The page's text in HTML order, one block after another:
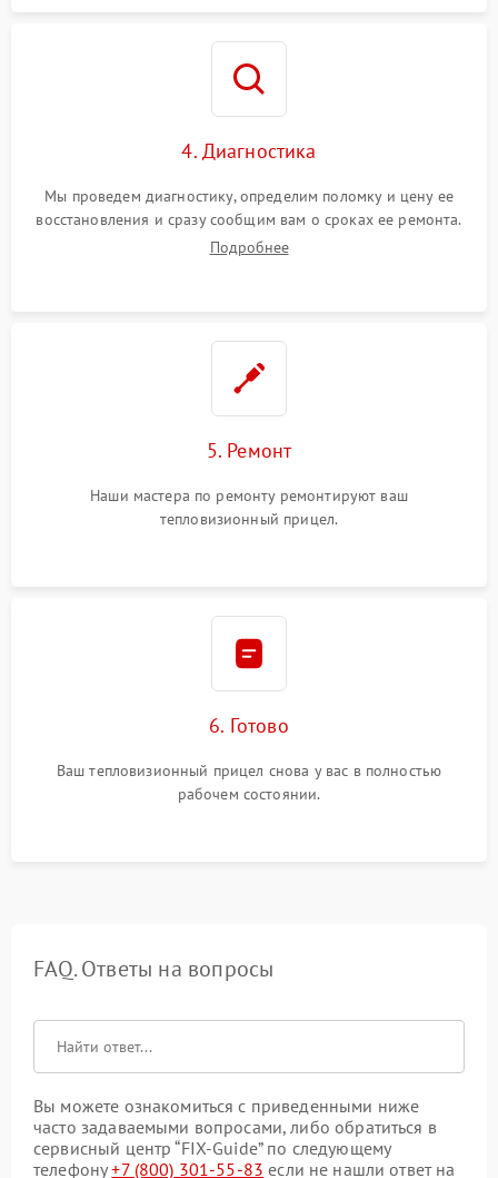
4. Диагностика
Мы проведем диагностику, определим поломку и цену ее
восстановления и сразу сообщим вам о сроках ее ремонта.
Подробнее
5. Ремонт
Наши мастера по ремонту ремонтируют ваш
тепловизионный прицел.
6. Готово
Ваш тепловизионный прицел снова у вас в полностью
рабочем состоянии.
FAQ. Ответы на вопросы
Вы можете ознакомиться с приведенными ниже
часто задаваемыми вопросами, либо обратиться в
сервисный центр “FIX-Guide” по следующему
телефону+7 (800) 301-55-83 если не нашли ответ на